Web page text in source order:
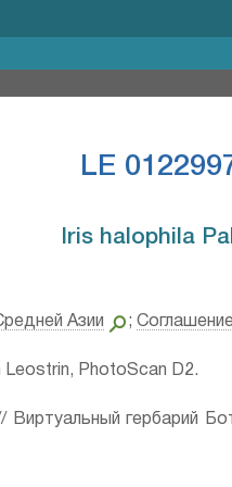
LE
Iris halophila
Азии ;
PhotoScan D2.
Виртуальный гербарий